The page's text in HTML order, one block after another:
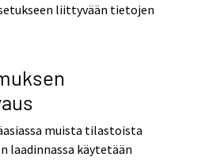
liittyvään tietojen
muista tilastoista
laadinnassa käytetään